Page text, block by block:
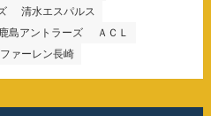
清水エスパルス
鹿島アントラーズ
ＡＣＬ
ァーレン長崎